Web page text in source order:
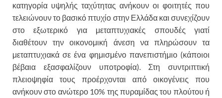
κατηγορία υψηλής ταχύτητας ανήκουν οι φοιτητές που
τελειώνουν το βασικό πτυχίο στην Ελλάδα και συνεχίζουν
στο εξωτερικό για μεταπτυχιακές σπουδές γιατί
διαθέτουν την οικονομική άνεση να πληρώσουν τα
μεταπτυχιακά σε ένα φημισμένο πανεπιστήμιο (κάποιοι
βέβαια εξασφαλίζουν υποτροφία). Στη συντριπτική
πλειοψηφία τους προέρχονται από οικογένεις που
ανήκουν στο ανώτερο 10% της πυραμίδας του πλούτου ή